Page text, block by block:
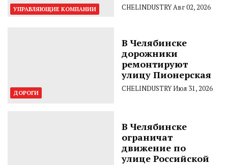
УПРАВЛЯЮЩИЕ КОМПАНИИ CHELINDUSTRYАвг 02, 2026
ДОРОГИ
В Челябинске
дорожники
ремонтируют
улицу Пионерская
CHELINDUSTRYИюл 31, 2026
В Челябинске
ограничат
движение по
улице Российской